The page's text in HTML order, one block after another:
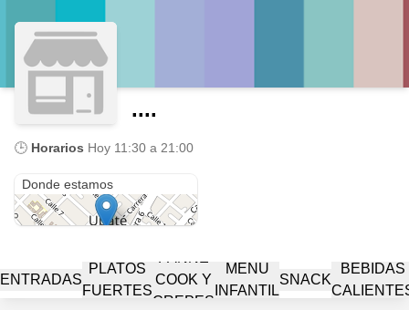
....
🕒 Horarios Hoy 11:30 a 21:00
Donde estamos
ENTRADAS
PLATOS
FUERTES
COOK Y
CREPES
MENÚ
INFANTIL
SNACK
BEBIDAS